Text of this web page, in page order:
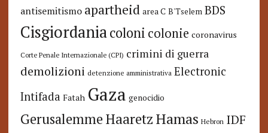
antisemitismo apartheid area C B'Tselem BDS
Cisgiordaniacoloni colonie coronavirus
Corte Penale Internazionale (CPI) crimini di guerra
demolizioni detenzione amministrativa Electronic
Intifada Fatah Gaza genocidio
GerusalemmeHaaretzHamas Hebron IDF